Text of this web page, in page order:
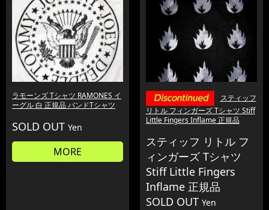
ラモーンズ Tシャツ RAMONES イ
ーグル 白 正規品 バンドTシャツ
SOLD OUT Yen
MORE
スティッフ
リトル フィンガーズ Tシャツ Stiff
Little Fingers Inflame 正規品
スティッフ リトル フ
ィンガーズ Tシャツ
Stiff Little Fingers
Inflame 正規品
SOLD OUT Yen